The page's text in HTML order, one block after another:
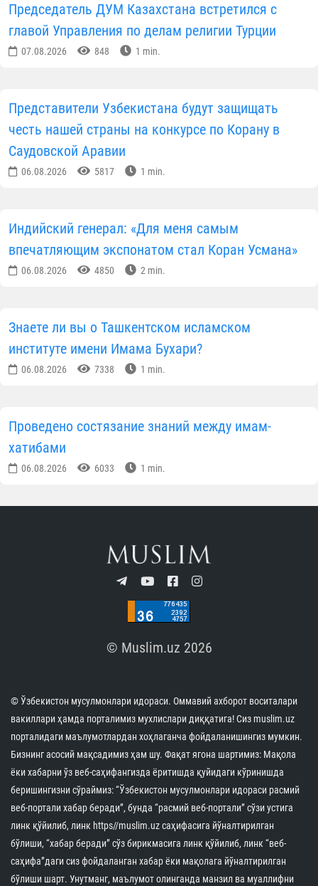
Председатель ДУМ Казахстана встретился с
главой Управления по делам религии Турции
07.08.2026 848 1 min.
Представители Узбекистана будут защищать
честь нашей страны на конкурсе по Корану в
Саудовской Аравии
06.08.2026 5817 1 min.
Индийский генерал: «Для меня самым
впечатляющим экспонатом стал Коран Усмана»
06.08.2026 4850 2 min.
Знаете ли вы о Ташкентском исламском
институте имени Имама Бухари?
06.08.2026 7338 1 min.
Проведено состязание знаний между имам-
хатибами
06.08.2026 6033 1 min.
© Muslim.uz 2026
© Ўзбекистон мусулмонлари идораси. Оммавий ахборот воситалари
вакиллари ҳамда порталимиз мухлислари диққатига! Сиз muslim.uz
порталидаги маълумотлардан хоҳлаганча фойдаланишингиз мумкин.
Бизнинг асосий мақсадимиз ҳам шу. Фақат ягона шартимиз: Мақола
ёки хабарни ўз веб-саҳифангизда ёритишда қуйидаги кўринишда
беришингизни сўраймиз: “Ўзбекистон мусулмонлари идораси расмий
веб-портали хабар беради”, бунда “расмий веб-портали” сўзи устига
линк қўйилиб, линк https//muslim.uz саҳифасига йўналтирилган
бўлиши, “хабар беради” сўз бирикмасига линк қўйилиб, линк “веб-
саҳифа”даги сиз фойдаланган хабар ёки мақолага йўналтирилган
бўлиши шарт. Унутманг, маълумот олинганда манзил ва муаллифни